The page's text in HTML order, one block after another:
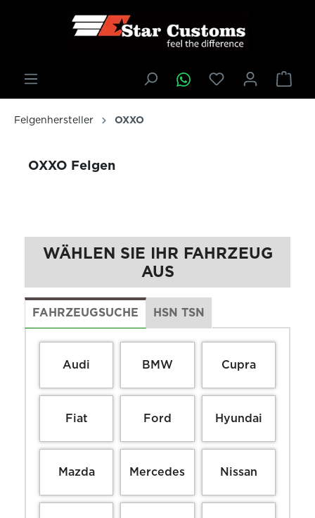
springen
Felgenhersteller OXXO
OXXO Felgen
WÄHLEN SIE IHR FAHRZEUG
AUS
FAHRZEUGSUCHE HSN TSN
Audi BMW Cupra
Fiat Ford Hyundai
Mazda Mercedes Nissan